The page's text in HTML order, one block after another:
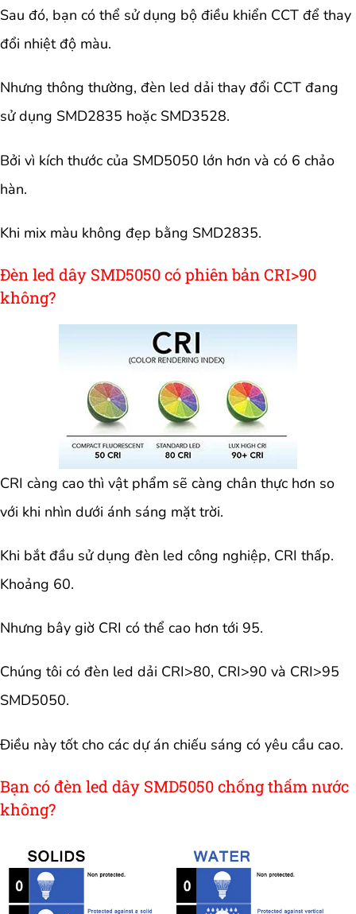
Sau đó, bạn có thể sử dụng bộ điều khiển CCT để thay
đổi nhiệt độ màu.
Nhưng thông thường, đèn led dải thay đổi CCT đang
sử dụng SMD2835 hoặc SMD3528.
Bởi vì kích thước của SMD5050 lớn hơn và có 6 chảo
hàn.
Khi mix màu không đẹp bằng SMD2835.
Đèn led dây SMD5050 có phiên bản CRI>90
không?
CRI càng cao thì vật phẩm sẽ càng chân thực hơn so
với khi nhìn dưới ánh sáng mặt trời.
Khi bắt đầu sử dụng đèn led công nghiệp, CRI thấp.
Khoảng 60.
Nhưng bây giờ CRI có thể cao hơn tới 95.
Chúng tôi có đèn led dải CRI>80, CRI>90 và CRI>95
SMD5050.
Điều này tốt cho các dự án chiếu sáng có yêu cầu cao.
Bạn có đèn led dây SMD5050 chống thấm nước
không?